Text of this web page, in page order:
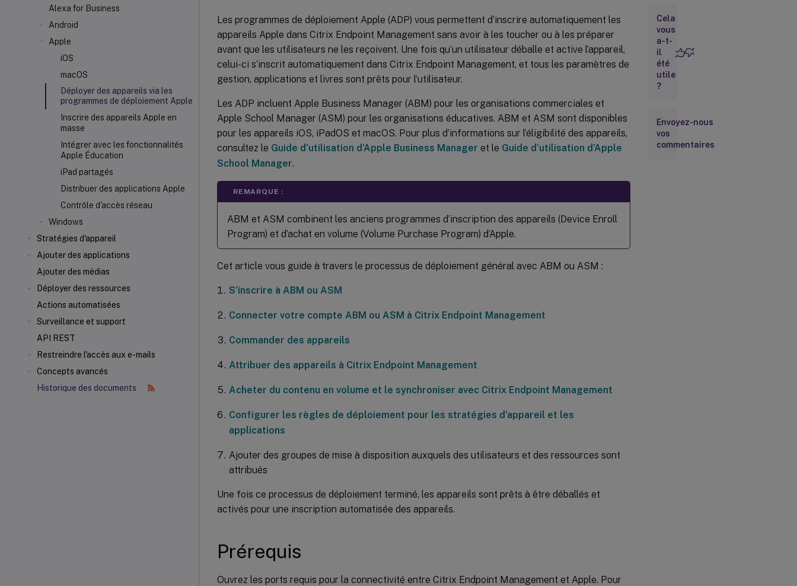
Alexa for Business
Android
Apple
iOS
macOS
Déployer des appareils via les
programmes de déploiement Apple
Inscrire des appareils Apple en
masse
Intégrer avec les fonctionnalités
Apple Éducation
iPad partagés
Distribuer des applications Apple
Contrôle d'accès réseau
Windows
Stratégies d'appareil
Ajouter des applications
Ajouter des médias
Déployer des ressources
Actions automatisées
Surveillance et support
API REST
Restreindre l'accès aux e-mails
Concepts avancés
Historique des documents
Les programmes de déploiement Apple (ADP) vous permettent d’inscrire automatiquement les
appareils Apple dans Citrix Endpoint Management sans avoir à les toucher ou à les préparer
avant que les utilisateurs ne les reçoivent. Une fois qu’un utilisateur déballe et active l’appareil,
celui-ci s’inscrit automatiquement dans Citrix Endpoint Management, et tous les paramètres de
gestion, applications et livres sont prêts pour l’utilisateur.
Les ADP incluent Apple Business Manager (ABM) pour les organisations commerciales et
Apple School Manager (ASM) pour les organisations éducatives. ABM et ASM sont disponibles
pour les appareils iOS, iPadOS et macOS. Pour plus d’informations sur l’éligibilité des appareils,
consultez le Guide d’utilisation d’Apple Business Manager et le Guide d’utilisation d’Apple
School Manager.
REMARQUE :
ABM et ASM combinent les anciens programmes d’inscription des appareils (Device Enroll
Program) et d’achat en volume (Volume Purchase Program) d’Apple.
Cet article vous guide à travers le processus de déploiement général avec ABM ou ASM :
S’inscrire à ABM ou ASM
Connecter votre compte ABM ou ASM à Citrix Endpoint Management
Commander des appareils
Attribuer des appareils à Citrix Endpoint Management
Acheter du contenu en volume et le synchroniser avec Citrix Endpoint Management
Configurer les règles de déploiement pour les stratégies d’appareil et les
applications
Ajouter des groupes de mise à disposition auxquels des utilisateurs et des ressources sont
attribués
Une fois ce processus de déploiement terminé, les appareils sont prêts à être déballés et
activés pour une inscription automatisée des appareils.
Prérequis
Ouvrez les ports requis pour la connectivité entre Citrix Endpoint Management et Apple. Pour
à Citrix
Endpoint
Management
Commander
des
appareils
Attribuer des
appareils à
Citrix
Cela
vous
a-t-
il
été
utile
?
Envoyez-nous
vos
commentaires